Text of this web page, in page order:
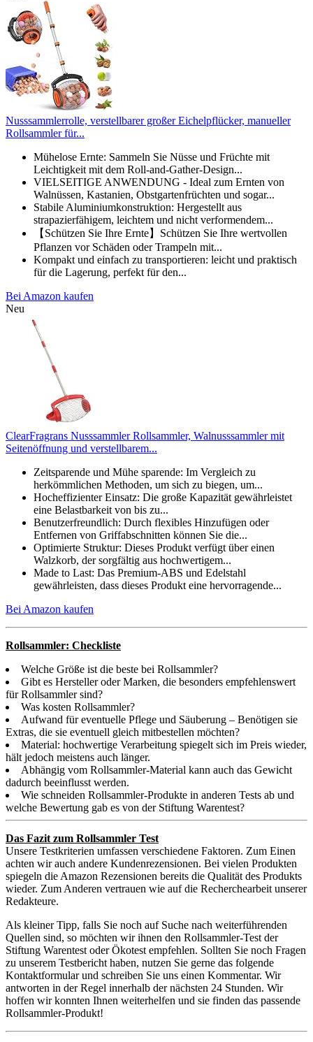
Nusssammlerrolle, verstellbarer großer Eichelpflücker, manueller
Rollsammler für...
Mühelose Ernte: Sammeln Sie Nüsse und Früchte mit
Leichtigkeit mit dem Roll-and-Gather-Design...
VIELSEITIGE ANWENDUNG - Ideal zum Ernten von
Walnüssen, Kastanien, Obstgartenfrüchten und sogar...
Stabile Aluminiumkonstruktion: Hergestellt aus
strapazierfähigem, leichtem und nicht verformendem...
【Schützen Sie Ihre Ernte】Schützen Sie Ihre wertvollen
Pflanzen vor Schäden oder Trampeln mit...
Kompakt und einfach zu transportieren: leicht und praktisch
für die Lagerung, perfekt für den...
Bei Amazon kaufen
Neu
ClearFragrans Nusssammler Rollsammler, Walnusssammler mit
Seitenöffnung und verstellbarem...
Zeitsparende und Mühe sparende: Im Vergleich zu
herkömmlichen Methoden, um sich zu biegen, um...
Hocheffizienter Einsatz: Die große Kapazität gewährleistet
eine Belastbarkeit von bis zu...
Benutzerfreundlich: Durch flexibles Hinzufügen oder
Entfernen von Griffabschnitten können Sie die...
Optimierte Struktur: Dieses Produkt verfügt über einen
Walzkorb, der sorgfältig aus hochwertigem...
Made to Last: Das Premium-ABS und Edelstahl
gewährleisten, dass dieses Produkt eine hervorragende...
Bei Amazon kaufen
Rollsammler: Checkliste
Welche Größe ist die beste bei Rollsammler?
Gibt es Hersteller oder Marken, die besonders empfehlenswert
für Rollsammler sind?
Was kosten Rollsammler?
Aufwand für eventuelle Pflege und Säuberung – Benötigen sie
Extras, die sie eventuell gleich mitbestellen möchten?
Material: hochwertige Verarbeitung spiegelt sich im Preis wieder,
hält jedoch meistens auch länger.
Abhängig vom Rollsammler-Material kann auch das Gewicht
dadurch beeinflusst werden.
Wie schneiden Rollsammler-Produkte in anderen Tests ab und
welche Bewertung gab es von der Stiftung Warentest?
Das Fazit zum Rollsammler Test
Unsere Testkriterien umfassen verschiedene Faktoren. Zum Einen
achten wir auch andere Kundenrezensionen. Bei vielen Produkten
spiegeln die Amazon Rezensionen bereits die Qualität des Produkts
wieder. Zum Anderen vertrauen wie auf die Recherchearbeit unserer
Redakteure.
Als kleiner Tipp, falls Sie noch auf Suche nach weiterführenden
Quellen sind, so möchten wir ihnen den Rollsammler-Test der
Stiftung Warentest oder Ökotest empfehlen. Sollten Sie noch Fragen
zu unserem Testbericht haben, nutzen Sie gerne das folgende
Kontaktformular und schreiben Sie uns einen Kommentar. Wir
antworten in der Regel innerhalb der nächsten 24 Stunden. Wir
hoffen wir konnten Ihnen weiterhelfen und sie finden das passende
Rollsammler-Produkt!